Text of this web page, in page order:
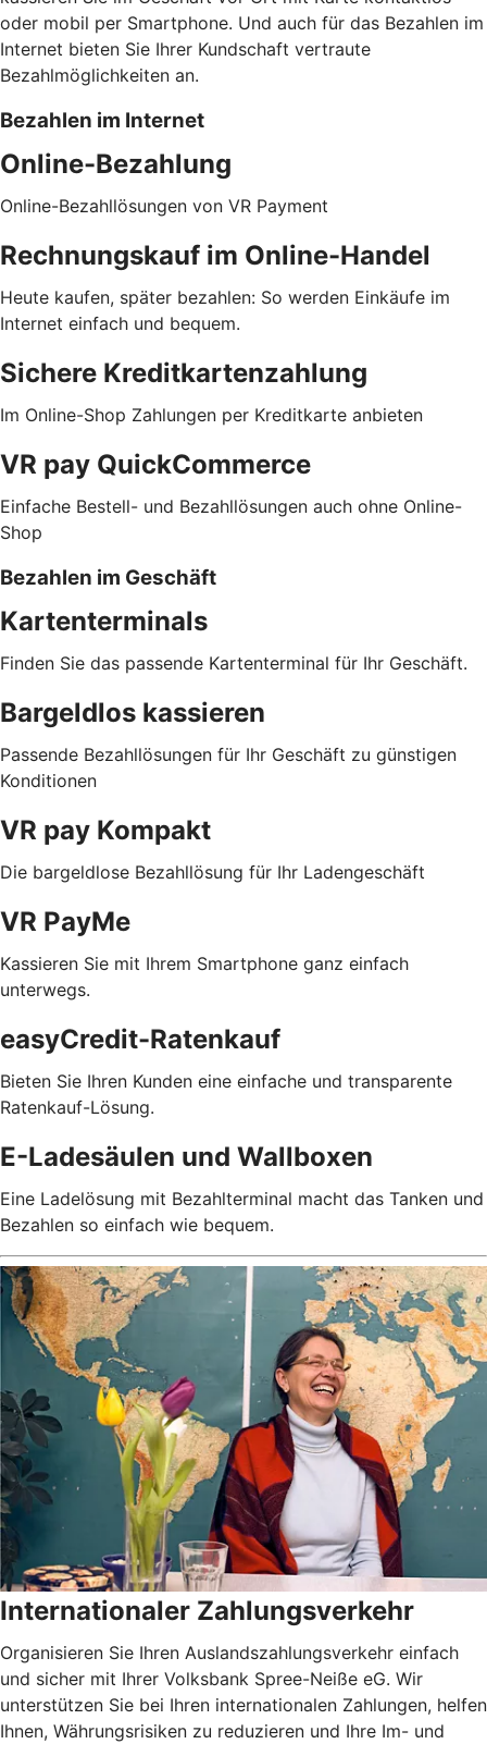
oder mobil per Smartphone. Und auch für das Bezahlen im
Internet bieten Sie Ihrer Kundschaft vertraute
Bezahlmöglichkeiten an.
Bezahlen im Internet
Online-Bezahlung
Online-Bezahllösungen von VR Payment
Rechnungskauf im Online-Handel
Heute kaufen, später bezahlen: So werden Einkäufe im
Internet einfach und bequem.
Sichere Kreditkartenzahlung
Im Online-Shop Zahlungen per Kreditkarte anbieten
VR pay QuickCommerce
Einfache Bestell- und Bezahllösungen auch ohne Online-
Shop
Bezahlen im Geschäft
Kartenterminals
Finden Sie das passende Kartenterminal für Ihr Geschäft.
Bargeldlos kassieren
Passende Bezahllösungen für Ihr Geschäft zu günstigen
Konditionen
VR pay Kompakt
Die bargeldlose Bezahllösung für Ihr Ladengeschäft
VR PayMe
Kassieren Sie mit Ihrem Smartphone ganz einfach
unterwegs.
easyCredit-Ratenkauf
Bieten Sie Ihren Kunden eine einfache und transparente
Ratenkauf-Lösung.
E-Ladesäulen und Wallboxen
Eine Ladelösung mit Bezahlterminal macht das Tanken und
Bezahlen so einfach wie bequem.
Internationaler Zahlungsverkehr
Organisieren Sie Ihren Auslandszahlungsverkehr einfach
und sicher mit Ihrer Volksbank Spree-Neiße eG. Wir
unterstützen Sie bei Ihren internationalen Zahlungen, helfen
Ihnen, Währungsrisiken zu reduzieren und Ihre Im- und